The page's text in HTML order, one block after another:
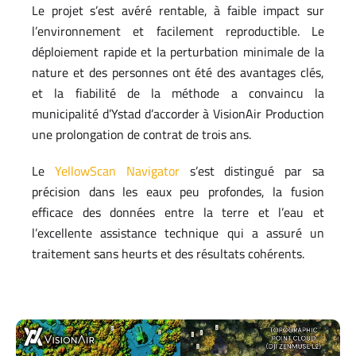
Le projet s’est avéré rentable, à faible impact sur
l’environnement et facilement reproductible. Le
déploiement rapide et la perturbation minimale de la
nature et des personnes ont été des avantages clés,
et la fiabilité de la méthode a convaincu la
municipalité d’Ystad d’accorder à VisionAir Production
une prolongation de contrat de trois ans.
Le YellowScan Navigators’est distingué par sa
précision dans les eaux peu profondes, la fusion
efficace des données entre la terre et l’eau et
l’excellente assistance technique qui a assuré un
traitement sans heurts et des résultats cohérents.